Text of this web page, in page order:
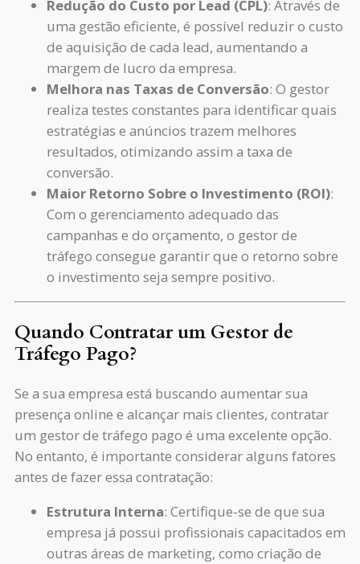
Redução do Custo por Lead (CPL): Através de
uma gestão eficiente, é possível reduzir o custo
de aquisição de cada lead, aumentando a
margem de lucro da empresa.
Melhora nas Taxas de Conversão: O gestor
realiza testes constantes para identificar quais
estratégias e anúncios trazem melhores
resultados, otimizando assim a taxa de
conversão.
Maior Retorno Sobre o Investimento (ROI):
Com o gerenciamento adequado das
campanhas e do orçamento, o gestor de
tráfego consegue garantir que o retorno sobre
o investimento seja sempre positivo.
Quando Contratar um Gestor de
Tráfego Pago?
Se a sua empresa está buscando aumentar sua
presença online e alcançar mais clientes, contratar
um gestor de tráfego pago é uma excelente opção.
No entanto, é importante considerar alguns fatores
antes de fazer essa contratação:
Estrutura Interna: Certifique-se de que sua
empresa já possui profissionais capacitados em
outras áreas de marketing, como criação de